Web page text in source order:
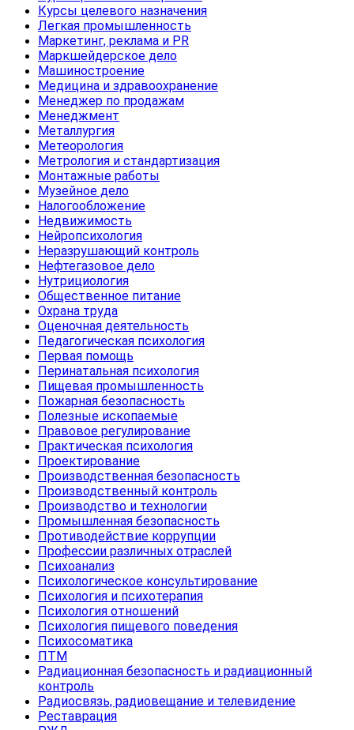
Курсы целевого назначения
Легкая промышленность
Маркетинг, реклама и PR
Маркшейдерское дело
Машиностроение
Медицина и здравоохранение
Менеджер по продажам
Менеджмент
Металлургия
Метеорология
Метрология и стандартизация
Монтажные работы
Музейное дело
Налогообложение
Недвижимость
Нейропсихология
Неразрушающий контроль
Нефтегазовое дело
Нутрициология
Общественное питание
Охрана труда
Оценочная деятельность
Педагогическая психология
Первая помощь
Перинатальная психология
Пищевая промышленность
Пожарная безопасность
Полезные ископаемые
Правовое регулирование
Практическая психология
Проектирование
Производственная безопасность
Производственный контроль
Производство и технологии
Промышленная безопасность
Противодействие коррупции
Профессии различных отраслей
Психоанализ
Психологическое консультирование
Психология и психотерапия
Психология отношений
Психология пищевого поведения
Психосоматика
ПТМ
Радиационная безопасность и радиационный
контроль
Радиосвязь, радиовещание и телевидение
Реставрация